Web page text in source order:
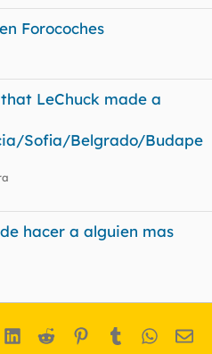
a
Forocoches
LeChuck made a
Sofia/Belgrado/Budape
hacer a alguien mas
LinkedIn
Reddit Pinterest
Tumblr